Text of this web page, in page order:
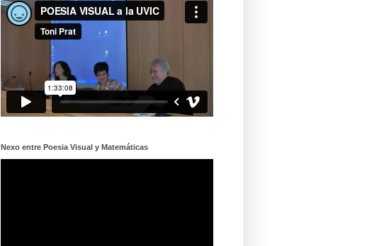
Nexo entre Poesia Visual y Matemáticas